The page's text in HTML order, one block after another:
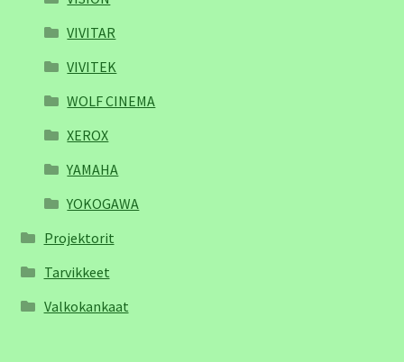
VIVITAR
VIVITEK
WOLF CINEMA
XEROX
YAMAHA
YOKOGAWA
Projektorit
Tarvikkeet
Valkokankaat